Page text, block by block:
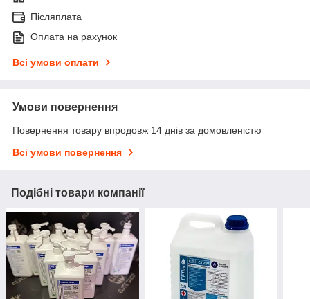
Післяплата
Оплата на рахунок
Всі умови оплати
Умови повернення
Повернення товару впродовж 14 днів за домовленістю
Всі умови повернення
Подібні товари компанії